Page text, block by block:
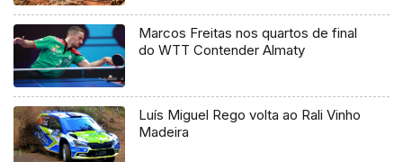
Marcos Freitas nos quartos de final
do WTT Contender Almaty
Luís Miguel Rego volta ao Rali Vinho
Madeira